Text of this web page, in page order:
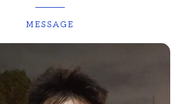
MESSAGE